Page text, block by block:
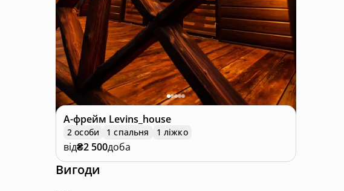
А-фрейм Levins_house
2 особи 1 спальня 1 ліжко
від₴2 500доба
Вигоди